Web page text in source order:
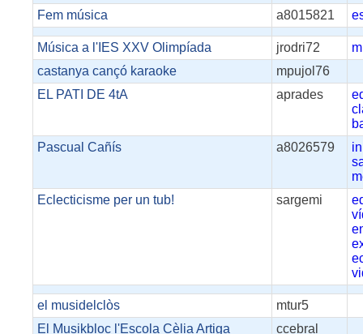
Fem música
a8015821
Música a l'IES XXV Olimpíada jrodri72
castanya cançó karaoke
mpujol76
EL PATI DE 4tA
aprades
Pascual Cañís
a8026579
Eclecticisme per un tub!
sargemi
el musidelclòs
mtur5
El Musikbloc l'Escola Cèlia Artiga
ccebral